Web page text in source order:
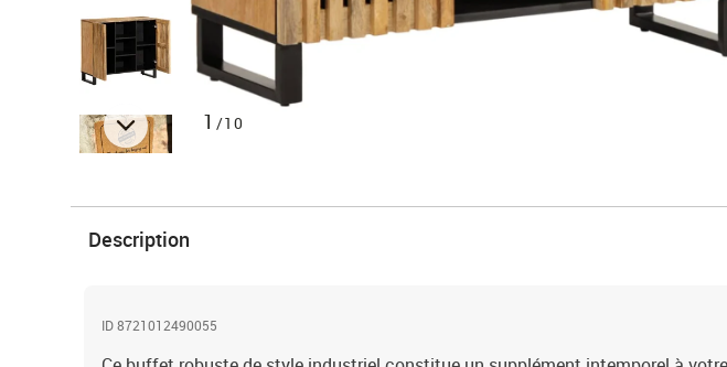
1 /10
Description
ID 8721012490055